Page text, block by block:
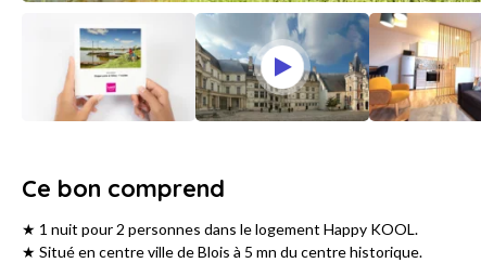
Ce bon comprend
★ 1 nuit pour 2 personnes dans le logement Happy KOOL.
★ Situé en centre ville de Blois à 5 mn du centre historique.